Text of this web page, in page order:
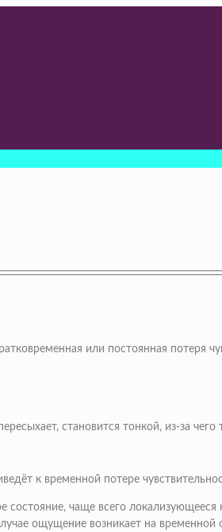
или постоянная потеря
становится тонкой, из-за чего
к временной потере
чаще всего локализующееся
ощущение возникает на